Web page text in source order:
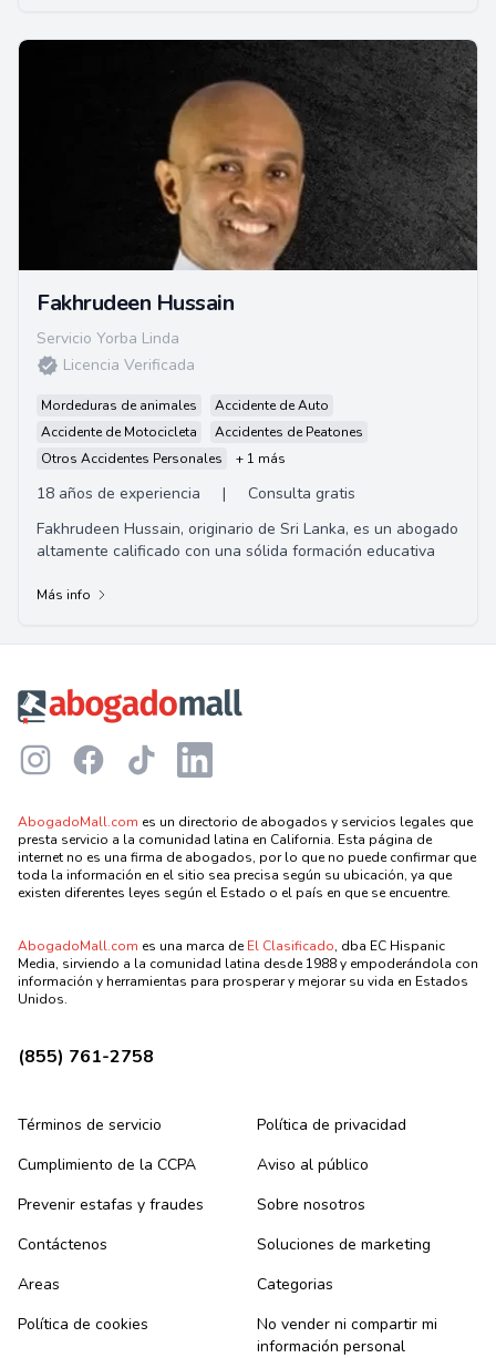
Fakhrudeen Hussain
Servicio Yorba Linda
Licencia Verificada
Mordeduras de animales
Accidente de Auto
Accidente de Motocicleta
Accidentes de Peatones
Otros Accidentes Personales
+ 1 más
18 años de experiencia |
Consulta gratis
Fakhrudeen Hussain, originario de Sri Lanka, es un abogado
altamente calificado con una sólida formación educativa
Más info
InstagramFacebookTikTok LinkedIn
AbogadoMall.com es un directorio de abogados y servicios legales que
presta servicio a la comunidad latina en California. Esta página de
internet no es una firma de abogados, por lo que no puede confirmar que
toda la información en el sitio sea precisa según su ubicación, ya que
existen diferentes leyes según el Estado o el país en que se encuentre.
AbogadoMall.com es una marca deEl Clasificado, dba EC Hispanic
Media, sirviendo a la comunidad latina desde 1988 y empoderándola con
información y herramientas para prosperar y mejorar su vida en Estados
Unidos.
(855) 761-2758
Términos de servicio
Política de privacidad
Cumplimiento de la CCPA
Aviso al público
Prevenir estafas y fraudes
Sobre nosotros
Contáctenos
Soluciones de marketing
Areas
Categorias
Política de cookies
No vender ni compartir mi
información personal